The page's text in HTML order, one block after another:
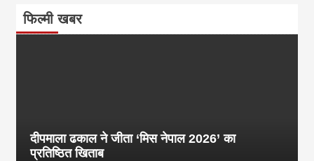
फिल्मी खबर
दीपमाला ढकाल ने जीता ‘मिस नेपाल 2026’ का
प्रतिष्ठित खिताब